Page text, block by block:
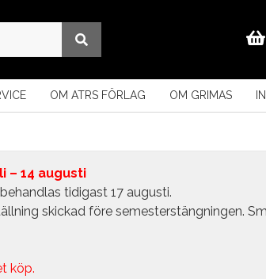
OM ATRS FÖRLAG OM GRIMAS
– 14 augusti
tidigast 17 augusti.
skickad före semesterstängningen.
köp.